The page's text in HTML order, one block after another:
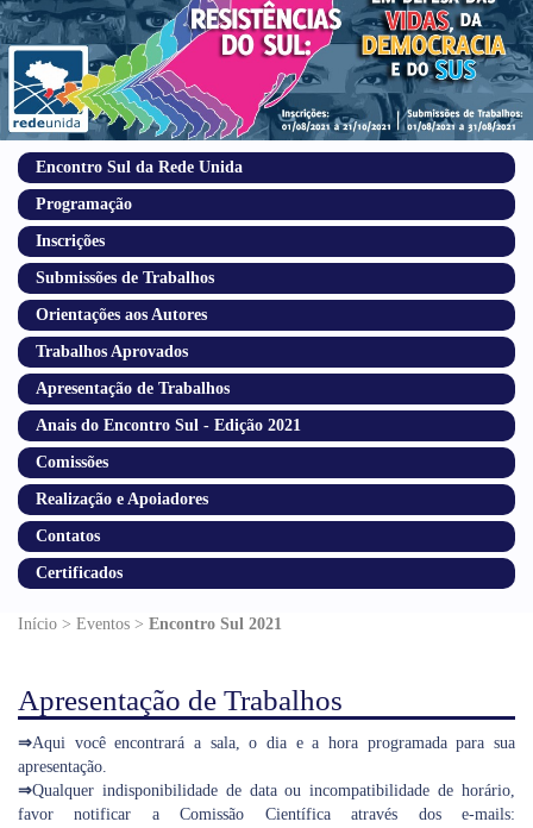
Encontro Sul da Rede Unida
Programação
Inscrições
Submissões de Trabalhos
Orientações aos Autores
Trabalhos Aprovados
Apresentação de Trabalhos
Anais do Encontro Sul - Edição 2021
Comissões
Realização e Apoiadores
Contatos
Certificados
Início > Eventos > Encontro Sul 2021
Apresentação de Trabalhos
⇒Aqui você encontrará a sala, o dia e a hora programada para sua
apresentação.
⇒Qualquer indisponibilidade de data ou incompatibilidade de horário,
favor notificar a Comissão Científica através dos e-mails: